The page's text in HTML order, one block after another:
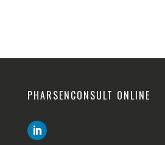
PHARSENCONSULT ONLINE